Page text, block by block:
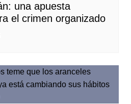
una apuesta
el crimen organizado